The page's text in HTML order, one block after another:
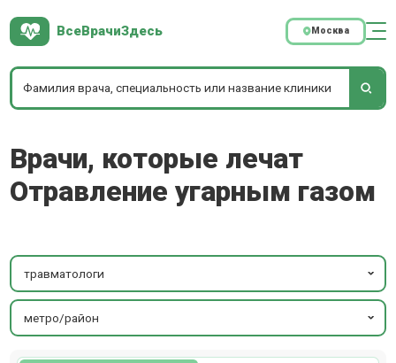
ВсеВрачиЗдесь Москва
Врачи, которые лечат
Отравление угарным газом
травматологи
метро/район